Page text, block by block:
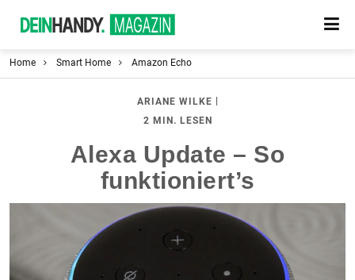
Home Smart Home Amazon Echo
ARIANE WILKE
2 MIN. LESEN
Alexa Update – So
funktioniert’s